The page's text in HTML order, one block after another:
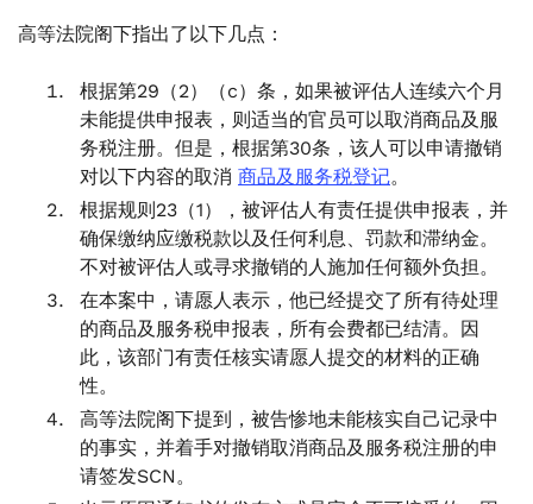
高等法院阁下指出了以下几点：
根据第29（2）（c）条，如果被评估人连续六个月
未能提供申报表，则适当的官员可以取消商品及服
务税注册。但是，根据第30条，该人可以申请撤销
对以下内容的取消 商品及服务税登记。
根据规则23（1），被评估人有责任提供申报表，并
确保缴纳应缴税款以及任何利息、罚款和滞纳金。
不对被评估人或寻求撤销的人施加任何额外负担。
在本案中，请愿人表示，他已经提交了所有待处理
的商品及服务税申报表，所有会费都已结清。因
此，该部门有责任核实请愿人提交的材料的正确
性。
高等法院阁下提到，被告惨地未能核实自己记录中
的事实，并着手对撤销取消商品及服务税注册的申
请签发SCN。